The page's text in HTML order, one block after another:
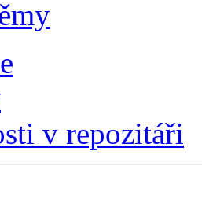
v repozitáři